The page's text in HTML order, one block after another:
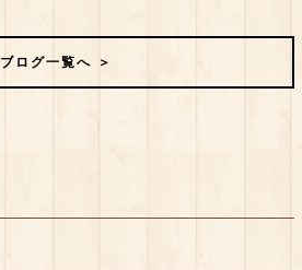
ブログ一覧へ ＞